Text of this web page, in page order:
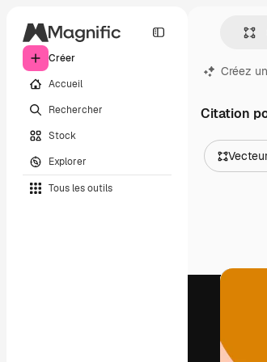
Créer
Accueil
Rechercher
Stock
Explorer
Tous les outils
Créez
Citation
Vidéos
Modèles 3D
Polices